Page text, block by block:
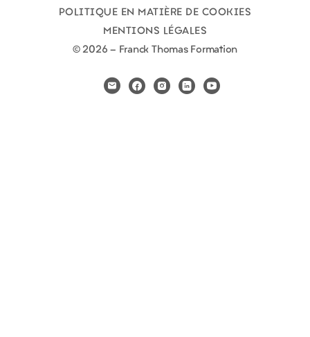
POLITIQUE EN MATIÈRE DE COOKIES
MENTIONS LÉGALES
© 2026 - Franck Thomas Formation